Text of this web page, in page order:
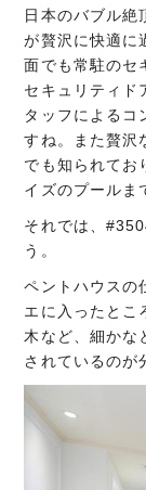
日本のバブル絶
が贅沢に快適に
面でも常駐のセ
セキュリティド
タッフによるコ
すね。また贅沢
でも知られてお
イズのプールま
それでは、
う。
ペントハウスの
エに入ったとこ
木など、細かな
されているのが